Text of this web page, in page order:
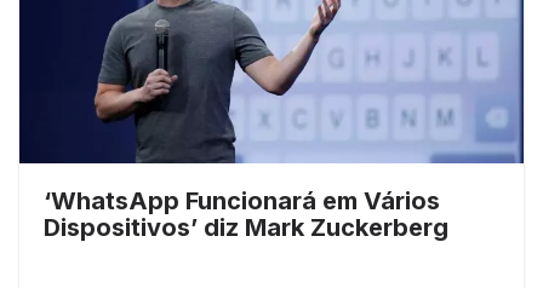
‘WhatsApp Funcionará em Vários
Dispositivos’ diz Mark Zuckerberg